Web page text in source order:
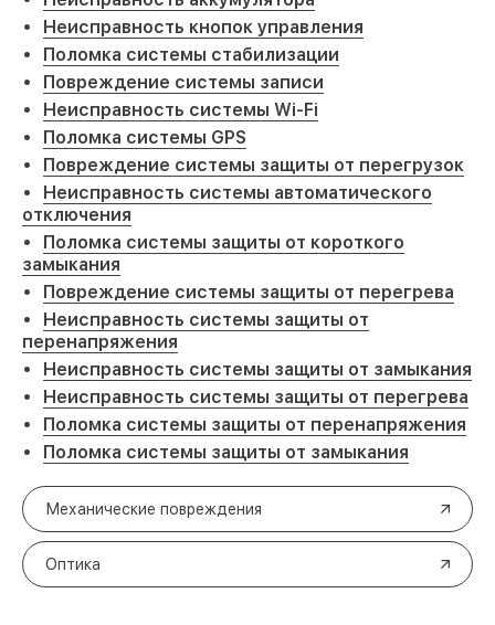
Неисправность кнопок управления
Поломка системы стабилизации
Повреждение системы записи
Неисправность системы Wi-Fi
Поломка системы GPS
Повреждение системы защиты от перегрузок
Неисправность системы автоматического
отключения
Поломка системы защиты от короткого
замыкания
Повреждение системы защиты от перегрева
Неисправность системы защиты от
перенапряжения
Неисправность системы защиты от замыкания
Неисправность системы защиты от перегрева
Поломка системы защиты от перенапряжения
Поломка системы защиты от замыкания
Механические повреждения
Оптика